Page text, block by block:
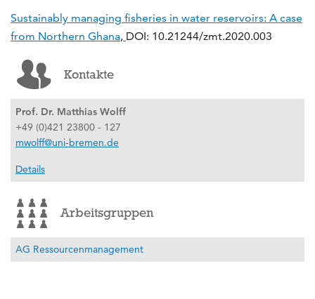
Sustainably managing fisheries in water reservoirs: A case
from Northern Ghana, DOI: 10.21244/zmt.2020.003
Kontakte
Prof. Dr. Matthias Wolff
+49 (0)421 23800 - 127
mwolff@uni-bremen.de
Details
Arbeitsgruppen
AG Ressourcenmanagement